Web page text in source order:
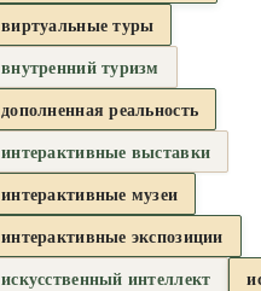
виртуальные туры
внутренний туризм
дополненная реальность
интерактивные выставки
интерактивные музеи
интерактивные экспозиции
искусственный интеллект